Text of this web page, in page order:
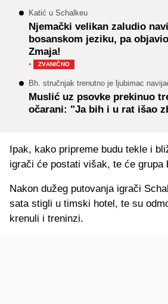
Katić u Schalkeu
Njemački velikan zaludio
bosanskom jeziku, pa
Zmaja!
· ZVANIČNO
Bh. stručnjak trenutno je ljubimac
Muslić uz psovke prekinuo
očarani: "Ja bih i u rat išao
Ipak, kako pripreme budu tekle i
igrači će postati višak, te će grupa
Nakon dužeg putovanja igrači
sata stigli u timski hotel, te su
krenuli i treninzi.